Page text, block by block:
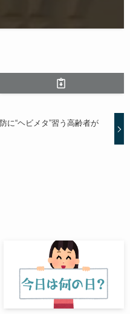
に“ヘビメタ”習う高齢者が